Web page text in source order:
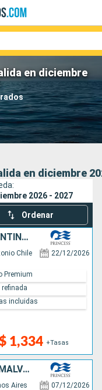
en diciembre
en diciembre
2026 - 2027
Ordenar
CHILE, ISLAS MALVINAS, ARGENTINA, URUGUAY
Chile 22/12/2026
1,334 +Tasas
Premium
incluidas
URUGUAY, ARGENTINA, ISLAS MALVINAS, CHILE
Aires 07/12/2026